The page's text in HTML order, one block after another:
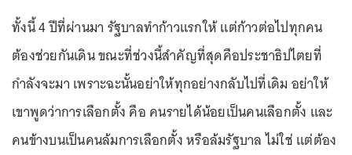
ทั้งนี้ 4 ปีที่ผ่านมา รัฐบาลทำก้าวแรกให้ แต่ก้าวต่อไปทุกคน
ต้องช่วยกันเดิน ขณะที่ช่วงนี้สำคัญที่สุดคือประชาธิปไตยที่
กำลังจะมา เพราะฉะนั้นอย่าให้ทุกอย่างกลับไปที่เดิม อย่าให้
เขาพูดว่าการเลือกตั้ง คือ คนรายได้น้อยเป็นคนเลือกตั้ง และ
คนข้างบนเป็นคนล้มการเลือกตั้ง หรือล้มรัฐบาล ไม่ใช่ แต่ต้อง